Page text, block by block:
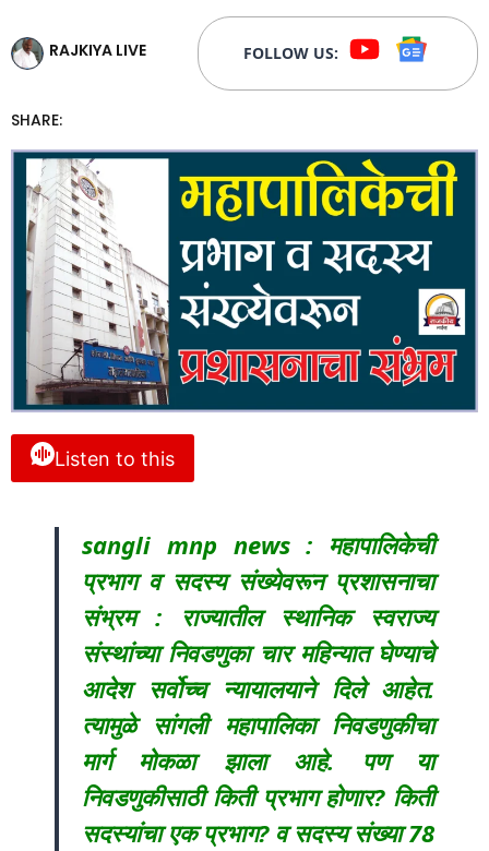
RAJKIYA LIVE FOLLOW US:
SHARE:
Listen to this
sangli mnp news : महापालिकेची
प्रभाग व सदस्य संख्येवरून प्रशासनाचा
संभ्रम : राज्यातील स्थानिक स्वराज्य
संस्थांच्या निवडणुका चार महिन्यात घेण्याचे
आदेश सर्वोच्च न्यायालयाने दिले आहेत.
त्यामुळे सांगली महापालिका निवडणुकीचा
मार्ग मोकळा झाला आहे. पण या
निवडणुकीसाठी किती प्रभाग होणार? किती
सदस्यांचा एक प्रभाग? व सदस्य संख्या 78